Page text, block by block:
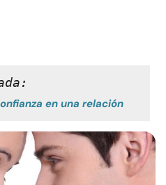
en una relación